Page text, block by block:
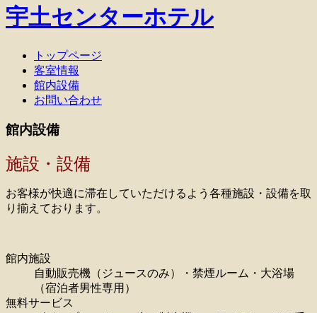
へ
ス
宇土センターホテル
へ
キ
ッ
プ
トップページ
客室情報
館内設備
お問い合わせ
館内設備
施設・設備
お客様が快適に滞在していただけるよう各種施設・設備を取
り揃えております。
館内施設
自動販売機（ジュースのみ）・禁煙ルーム・大浴場
（宿泊者男性専用）
無料サービス